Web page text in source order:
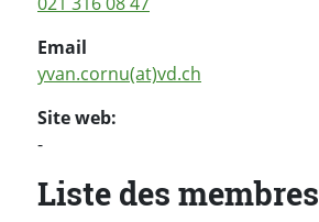
Email
yvan.cornu(at)vd.ch
Site web:
-
Liste des membres